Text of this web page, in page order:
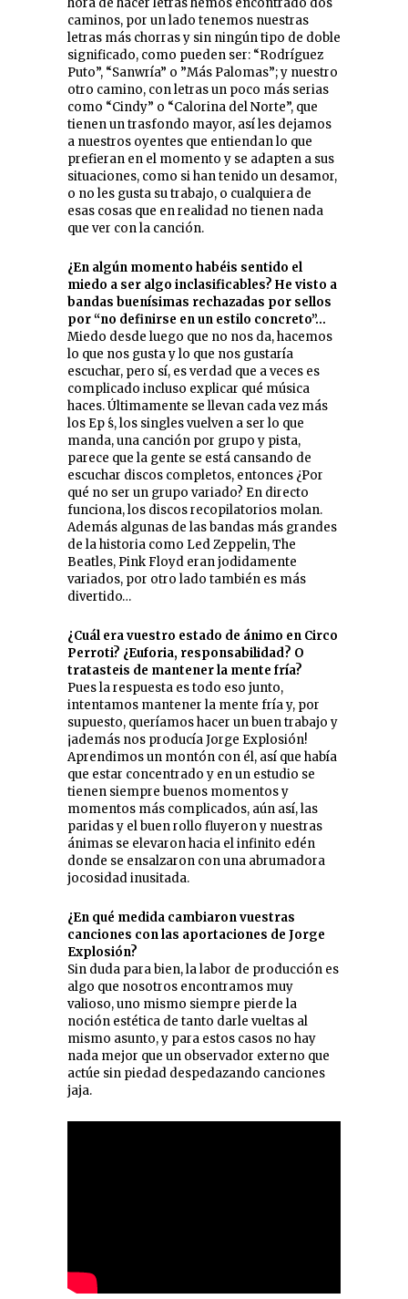
hora de hacer letras hemos encontrado dos
caminos, por un lado tenemos nuestras
letras más chorras y sin ningún tipo de doble
significado, como pueden ser: “Rodríguez
Puto”, “Sanwría” o ”Más Palomas”; y nuestro
otro camino, con letras un poco más serias
como “Cindy” o “Calorina del Norte”, que
tienen un trasfondo mayor, así les dejamos
a nuestros oyentes que entiendan lo que
prefieran en el momento y se adapten a sus
situaciones, como si han tenido un desamor,
o no les gusta su trabajo, o cualquiera de
esas cosas que en realidad no tienen nada
que ver con la canción.
¿En algún momento habéis sentido el
miedo a ser algo inclasificables? He visto a
bandas buenísimas rechazadas por sellos
por “no definirse en un estilo concreto”…
Miedo desde luego que no nos da, hacemos
lo que nos gusta y lo que nos gustaría
escuchar, pero sí, es verdad que a veces es
complicado incluso explicar qué música
haces. Últimamente se llevan cada vez más
los Ep ́s, los singles vuelven a ser lo que
manda, una canción por grupo y pista,
parece que la gente se está cansando de
escuchar discos completos, entonces ¿Por
qué no ser un grupo variado? En directo
funciona, los discos recopilatorios molan.
Además algunas de las bandas más grandes
de la historia como Led Zeppelin, The
Beatles, Pink Floyd eran jodidamente
variados, por otro lado también es más
divertido…
¿Cuál era vuestro estado de ánimo en Circo
Perroti? ¿Euforia, responsabilidad? O
tratasteis de mantener la mente fría?
Pues la respuesta es todo eso junto,
intentamos mantener la mente fría y, por
supuesto, queríamos hacer un buen trabajo y
¡además nos producía Jorge Explosión!
Aprendimos un montón con él, así que había
que estar concentrado y en un estudio se
tienen siempre buenos momentos y
momentos más complicados, aún así, las
paridas y el buen rollo fluyeron y nuestras
ánimas se elevaron hacia el infinito edén
donde se ensalzaron con una abrumadora
jocosidad inusitada.
¿En qué medida cambiaron vuestras
canciones con las aportaciones de Jorge
Explosión?
Sin duda para bien, la labor de producción es
algo que nosotros encontramos muy
valioso, uno mismo siempre pierde la
noción estética de tanto darle vueltas al
mismo asunto, y para estos casos no hay
nada mejor que un observador externo que
actúe sin piedad despedazando canciones
jaja.